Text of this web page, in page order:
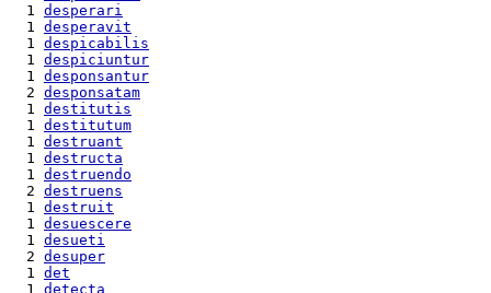
  1
desperari
  1
desperavit
  1
despicabilis
  1
despiciuntur
  1
desponsantur
  2
desponsatam
  1
destitutis
  1
destitutum
  1
destruant
  1
destructa
  1
destruendo
  2
destruens
  1
destruit
  1
desuescere
  1
desueti
  2
desuper
  1
det
  1
detecta